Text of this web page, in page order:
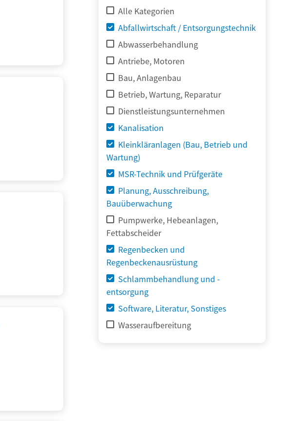
Alle Kategorien
Abfallwirtschaft / Entsorgungstechnik
Abwasserbehandlung
Antriebe, Motoren
Bau, Anlagenbau
Betrieb, Wartung, Reparatur
Dienstleistungsunternehmen
Kanalisation
Kleinkläranlagen (Bau, Betrieb und
Wartung)
MSR-Technik und Prüfgeräte
Planung, Ausschreibung,
Bauüberwachung
Pumpwerke, Hebeanlagen,
Fettabscheider
Regenbecken und
Regenbeckenausrüstung
Schlammbehandlung und -
entsorgung
Software, Literatur, Sonstiges
Wasseraufbereitung